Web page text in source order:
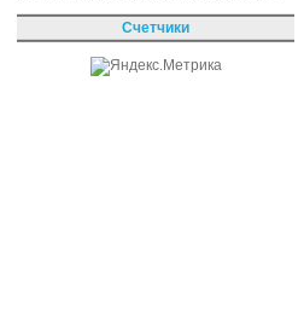
Счетчики